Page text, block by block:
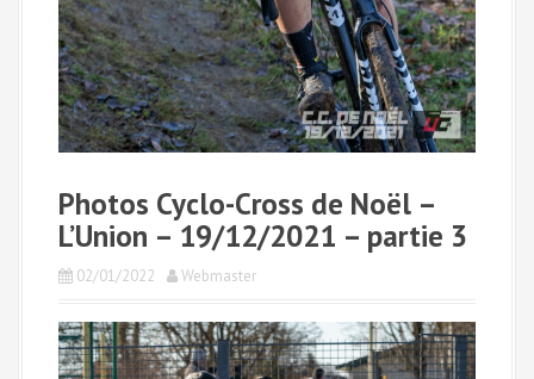
Photos Cyclo-Cross de Noël –
L’Union – 19/12/2021 – partie 3
02/01/2022 Webmaster